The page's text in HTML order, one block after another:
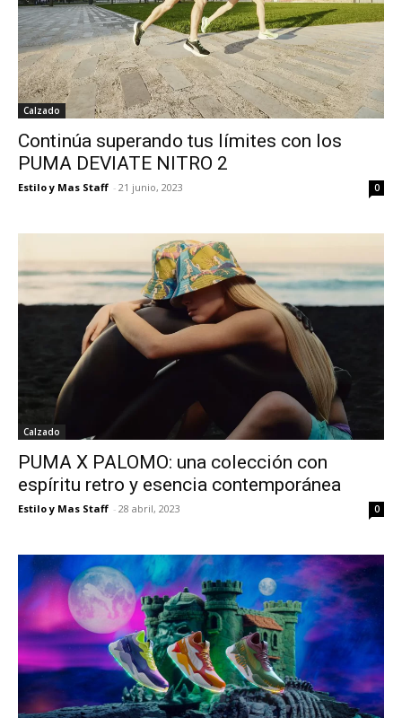
Calzado
Continúa superando tus límites con los
PUMA DEVIATE NITRO 2
Estilo y Mas Staff - 21 junio, 2023 0
Calzado
PUMA X PALOMO: una colección con
espíritu retro y esencia contemporánea
Estilo y Mas Staff - 28 abril, 2023 0